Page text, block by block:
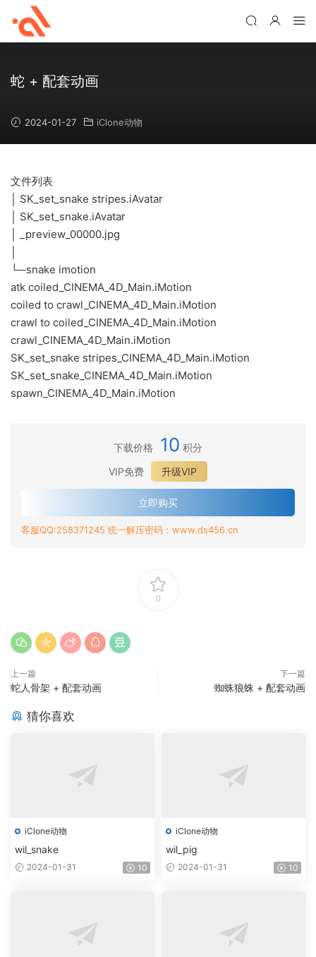
蛇 + 配套动画
2024-01-27 iClone动物
文件列表
│ SK_set_snake stripes.iAvatar
│ SK_set_snake.iAvatar
│ _preview_00000.jpg
└─snake imotion
atk coiled_CINEMA_4D_Main.iMotion
coiled to crawl_CINEMA_4D_Main.iMotion
crawl to coiled_CINEMA_4D_Main.iMotion
crawl_CINEMA_4D_Main.iMotion
SK_set_snake stripes_CINEMA_4D_Main.iMotion
SK_set_snake_CINEMA_4D_Main.iMotion
spawn_CINEMA_4D_Main.iMotion
下载价格 10 积分
VIP免费
升级VIP
立即购买
客服QQ:258371245 统一解压密码：www.ds456.cn
0
上一篇
蛇人骨架 + 配套动画
下一篇
蜘蛛狼蛛 + 配套动画
猜你喜欢
iClone动物
wil_snake
2024-01-31 10
iClone动物
wil_pig
2024-01-31 10